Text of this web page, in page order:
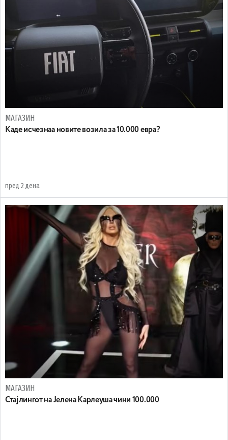
МАГАЗИН
Каде исчезнаа новите возила за 10.000 евра?
пред 2 дена
МАГАЗИН
Стајлингот на Јелена Карлеуша чини 100.000